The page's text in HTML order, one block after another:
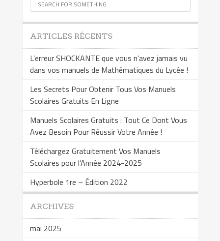
ARTICLES RÉCENTS
L’erreur SHOCKANTE que vous n’avez jamais vu
dans vos manuels de Mathématiques du Lycée !
Les Secrets Pour Obtenir Tous Vos Manuels
Scolaires Gratuits En Ligne
Manuels Scolaires Gratuits : Tout Ce Dont Vous
Avez Besoin Pour Réussir Votre Année !
Téléchargez Gratuitement Vos Manuels
Scolaires pour l’Année 2024-2025
Hyperbole 1re – Édition 2022
ARCHIVES
mai 2025